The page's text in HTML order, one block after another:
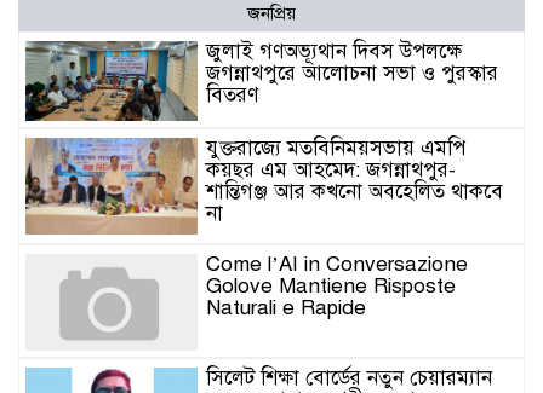
জনপ্রিয়
জুলাই গণঅভ্যূথান দিবস উপলক্ষে
জগন্নাথপুরে আলোচনা সভা ও পুরস্কার
বিতরণ
যুক্তরাজ্যে মতবিনিময়সভায় এমপি
কয়ছর এম আহমেদ: জগন্নাথপুর-
শান্তিগঞ্জ আর কখনো অবহেলিত থাকবে
না
Come l’AI in Conversazione
Golove Mantiene Risposte
Naturali e Rapide
সিলেট শিক্ষা বোর্ডের নতুন চেয়ারম্যান